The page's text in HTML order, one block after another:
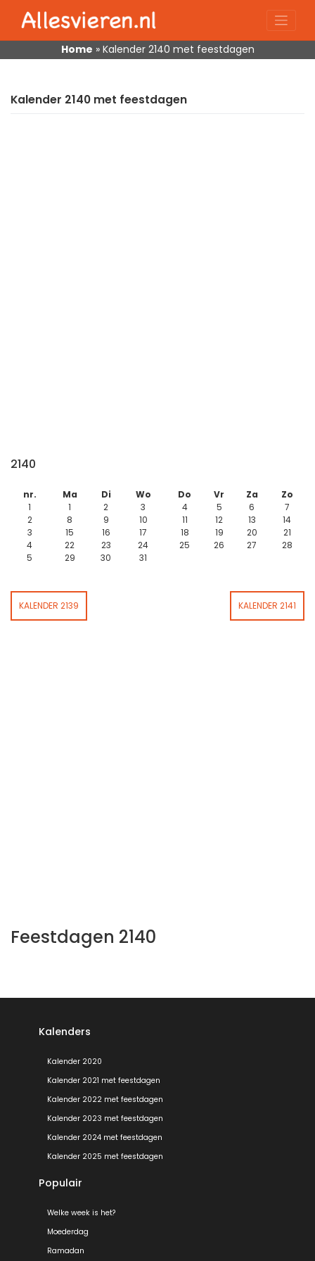
content
Home » Kalender 2140 met feestdagen
Kalender 2140 met feestdagen
2140
nr. Ma Di Wo Do Vr Za
Zo
1
1 2 3 4 5 6
7
2
8 9 10 11 12 13
14
3
15 16 17 18 19 20
21
4
22 23 24 25 26 27
28
5
29 30 31
KALENDER 2139 KALENDER 2141
Feestdagen 2140
Kalenders
Kalender 2020
Kalender 2021 met feestdagen
Kalender 2022 met feestdagen
Kalender 2023 met feestdagen
Kalender 2024 met feestdagen
Kalender 2025 met feestdagen
Populair
Welke week is het?
Moederdag
Ramadan